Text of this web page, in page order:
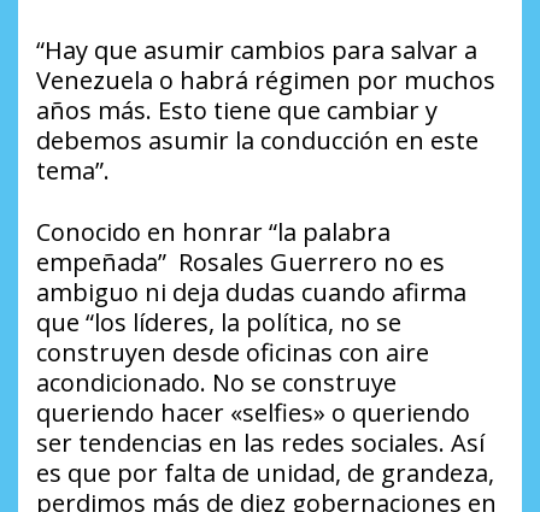
“Hay que asumir cambios para salvar a
Venezuela o habrá régimen por muchos
años más. Esto tiene que cambiar y
debemos asumir la conducción en este
tema”.
Conocido en honrar “la palabra
empeñada” Rosales Guerrero no es
ambiguo ni deja dudas cuando afirma
que “los líderes, la política, no se
construyen desde oficinas con aire
acondicionado. No se construye
queriendo hacer «selfies» o queriendo
ser tendencias en las redes sociales. Así
es que por falta de unidad, de grandeza,
perdimos más de diez gobernaciones en